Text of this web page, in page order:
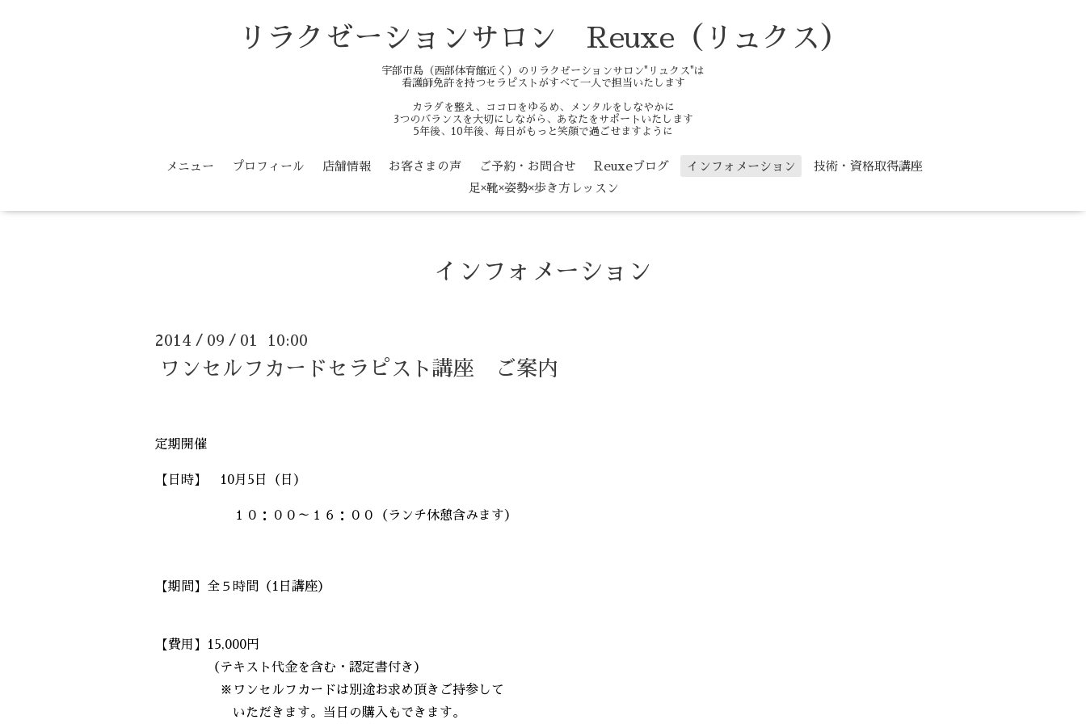
リラクゼーションサロン Reuxe（リュクス）
宇部市島（西部体育館近く）のリラクゼーションサロン"リュクス"は
看護師免許を持つセラピストがすべて一人で担当いたします
カラダを整え、ココロをゆるめ、メンタルをしなやかに
3つのバランスを大切にしながら、あなたをサポートいたします
5年後、10年後、毎日がもっと笑顔で過ごせますように
メニュー プロフィール 店舗情報 お客さまの声 ご予約・お問合せ Reuxeブログ インフォメーション
技術・資格取得講座
足×靴×姿勢×歩き方レッスン
インフォメーション
2014 / 09 / 01 10:00
ワンセルフカードセラピスト講座 ご案内
定期開催
【日時】 10月5日（日）
１０：００～１６：００（ランチ休憩含みます）
【期間】全５時間（1日講座）
【費用】15,000円
（テキスト代金を含む・認定書付き）
※ワンセルフカードは別途お求め頂きご持参して
いただきます。当日の購入もできます。